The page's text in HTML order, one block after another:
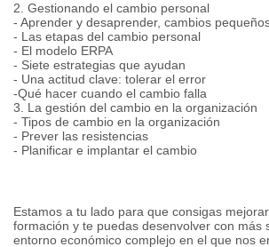
2. Gestionando el cambio personal
- Aprender y desaprender, cambios
- Las etapas del cambio personal
- El modelo ERPA
- Siete estrategias que ayudan
- Una actitud clave: tolerar el error
-Qué hacer cuando el cambio falla
3. La gestión del cambio en la organización
- Tipos de cambio en la organización
- Prever las resistencias
- Planificar e implantar el cambio
Estamos a tu lado para que consigas
formación y te puedas desenvolver con más
entorno económico complejo en el que nos